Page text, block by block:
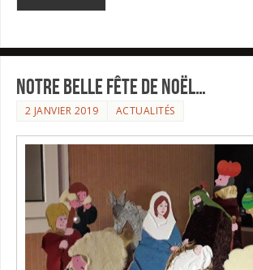
Notre belle fête de Noël…
2 JANVIER 2019 ACTUALITÉS